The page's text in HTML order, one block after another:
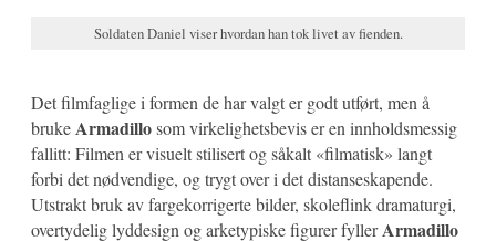
Soldaten Daniel viser hvordan han tok livet av fienden.
Det filmfaglige i formen de har valgt er godt utført, men å
brukeArmadillosom virkelighetsbevis er en innholdsmessig
fallitt: Filmen er visuelt stilisert og såkalt «filmatisk» langt
forbi det nødvendige, og trygt over i det distanseskapende.
Utstrakt bruk av fargekorrigerte bilder, skoleflink dramaturgi,
overtydelig lyddesign og arketypiske figurer fyllerArmadillo